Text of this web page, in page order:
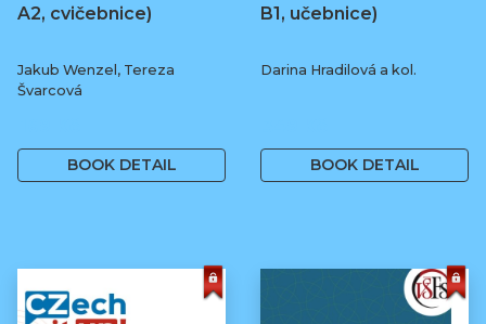
A2, cvičebnice)
Jakub Wenzel, Tereza
Švarcová
BOOK DETAIL
B1, učebnice)
Darina Hradilová a kol.
BOOK DETAIL